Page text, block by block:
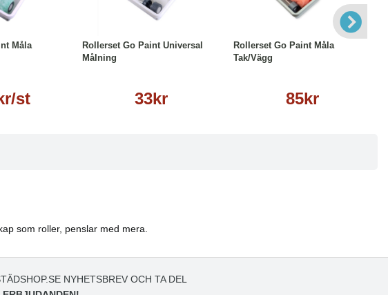
Måla
st
mer
Rollerset Go Paint Universal
Målning
33kr
Läs mer
Rollerset Go Paint Måla
Tak/Vägg
85kr
Läs mer
som roller, penslar med mera.
NYHETSBREV OCH TA DEL